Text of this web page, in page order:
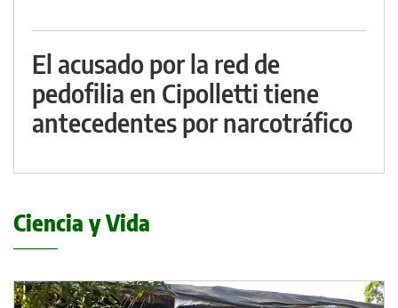
El acusado por la red de
pedofilia en Cipolletti tiene
antecedentes por narcotráfico
Ciencia y Vida